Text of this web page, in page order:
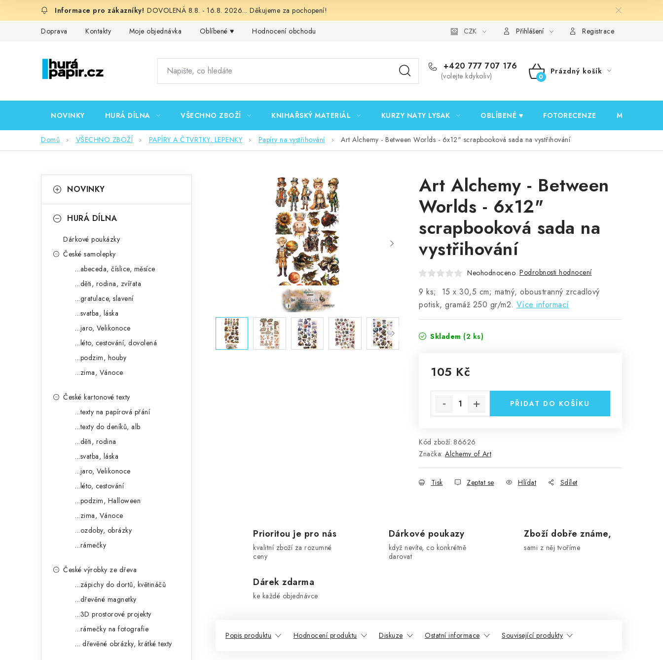
DOVOLENÁ 8.8. - 16.8. 2026... Děkujeme za pochopení!
Doprava Kontakty Moje objednávka Oblíbené ♥️ Hodnocení obchodu Podmínky ochrany osobních údajů Ověřování recenzí
CZK Přihlášení Registrace
+420 777 707 176
(volejte kdykoliv)
NÁKUPNÍ
Prázdný košík
NOVINKY HURÁ DÍLNA VŠECHNO ZBOŽÍ KNIHAŘSKÝ MATERIÁL KURZY NATY LYSAK OBLÍBENÉ ♥️ FOTORECENZE MOJE
Domů VŠECHNO ZBOŽÍ PAPÍRY A ČTVRTKY, LEPENKY Papíry na vystřihování Art Alchemy - Between Worlds - 6x12" scrapbooková sada na vystřihování
okategorie
a
NOVINKY
HURÁ DÍLNA
Dárkové poukázky
České samolepky
...abeceda, číslice, měsíce
...děti, rodina, zvířata
...gratulace, slavení
...svatba, láska
...jaro, Velikonoce
...léto, cestování, dovolená
...podzim, houby
...zima, Vánoce
České kartonové texty
...texty na papírová přání
...texty do deníků, alb
...děti, rodina
...svatba, láska
...jaro, Velikonoce
...léto, cestování
...podzim, Halloween
...zima, Vánoce
...ozdoby, obrázky
...rámečky
České výrobky ze dřeva
...zápichy do dortů, květináčů
...dřevěné magnetky
...3D prostorové projekty
...rámečky na fotografie
... dřevěné obrázky, krátké texty
Art Alchemy - Between
Worlds - 6x12"
scrapbooková sada na
vystřihování
Neohodnoceno Podrobnosti hodnocení
9 ks; 15 x 30,5 cm; matný, oboustranný zrcadlový
potisk, gramáž 250 gr/m2. Více informací
Skladem (2 ks)
105 Kč
PŘIDAT DO KOŠÍKU
Kód zboží: 86626
Značka: Alchemy of Art
Tisk Zeptat se Hlídat Sdílet
Prioritou je pro nás
kvalitní zboží za rozumné
ceny
Dárkové poukazy
když nevíte, co konkrétně
darovat
Zboží dobře známe,
sami z něj tvoříme
Dárek zdarma
ke každé objednávce
Popis produktu Hodnocení produktu Diskuze Ostatní informace Související produkty